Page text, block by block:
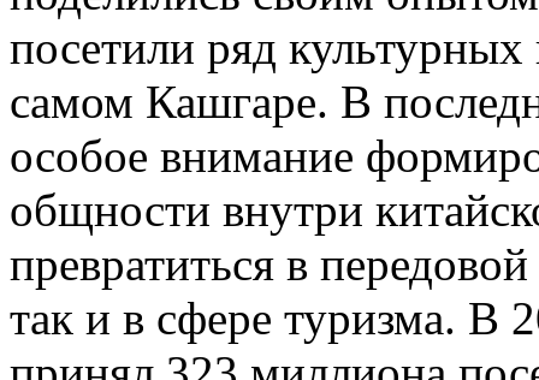
посетили ряд культурных
самом Кашгаре. В
особое внимание
общности внутри
превратиться в
так и в сфере туризма. В